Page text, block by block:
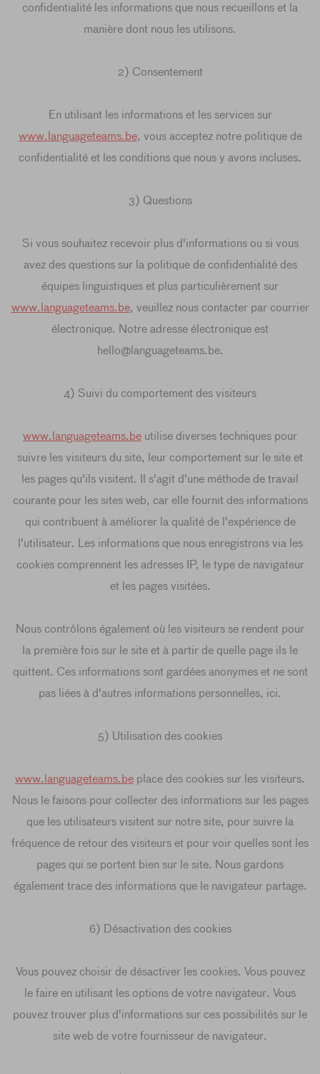
confidentialité les informations que nous recueillons et la
manière dont nous les utilisons.
2) Consentement
En utilisant les informations et les services sur
www.languageteams.be, vous acceptez notre politique de
confidentialité et les conditions que nous y avons incluses.
3) Questions
Si vous souhaitez recevoir plus d'informations ou si vous
avez des questions sur la politique de confidentialité des
équipes linguistiques et plus particulièrement sur
www.languageteams.be, veuillez nous contacter par courrier
électronique. Notre adresse électronique est
hello@languageteams.be.
4) Suivi du comportement des visiteurs
www.languageteams.be utilise diverses techniques pour
suivre les visiteurs du site, leur comportement sur le site et
les pages qu'ils visitent. Il s'agit d'une méthode de travail
courante pour les sites web, car elle fournit des informations
qui contribuent à améliorer la qualité de l'expérience de
l'utilisateur. Les informations que nous enregistrons via les
cookies comprennent les adresses IP, le type de navigateur
et les pages visitées.
Nous contrôlons également où les visiteurs se rendent pour
la première fois sur le site et à partir de quelle page ils le
quittent. Ces informations sont gardées anonymes et ne sont
pas liées à d'autres informations personnelles, ici.
5) Utilisation des cookies
www.languageteams.be place des cookies sur les visiteurs.
Nous le faisons pour collecter des informations sur les pages
que les utilisateurs visitent sur notre site, pour suivre la
fréquence de retour des visiteurs et pour voir quelles sont les
pages qui se portent bien sur le site. Nous gardons
également trace des informations que le navigateur partage.
6) Désactivation des cookies
Vous pouvez choisir de désactiver les cookies. Vous pouvez
le faire en utilisant les options de votre navigateur. Vous
pouvez trouver plus d'informations sur ces possibilités sur le
site web de votre fournisseur de navigateur.